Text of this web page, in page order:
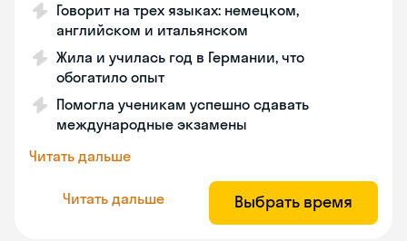
Говорит на трех языках: немецком,
английском и итальянском
Жила и училась год в Германии, что
обогатило опыт
Помогла ученикам успешно сдавать
международные экзамены
Читать дальше
Читать дальше Выбрать время